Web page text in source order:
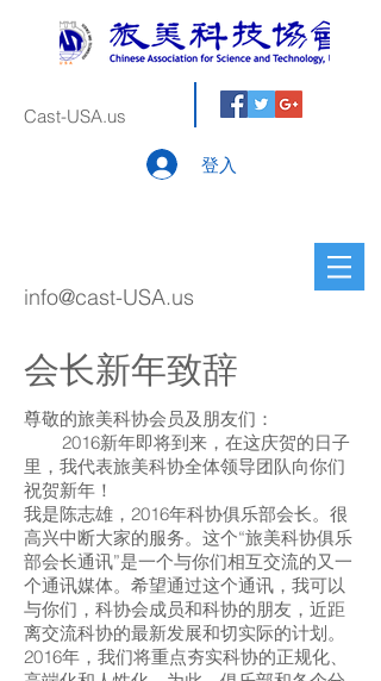
Cast-USA.us
登入
info@cast-USA.us
会长新年致辞
尊敬的旅美科协会员及朋友们：
2016新年即将到来，在这庆贺的日子
里，我代表旅美科协全体领导团队向你们
祝贺新年！
我是陈志雄，2016年科协俱乐部会长。很
高兴中断大家的服务。这个“旅美科协俱乐
部会长通讯”是一个与你们相互交流的又一
个通讯媒体。希望通过这个通讯，我可以
与你们，科协会成员和科协的朋友，近距
离交流科协的最新发展和切实际的计划。
2016年，我们将重点夯实科协的正规化、